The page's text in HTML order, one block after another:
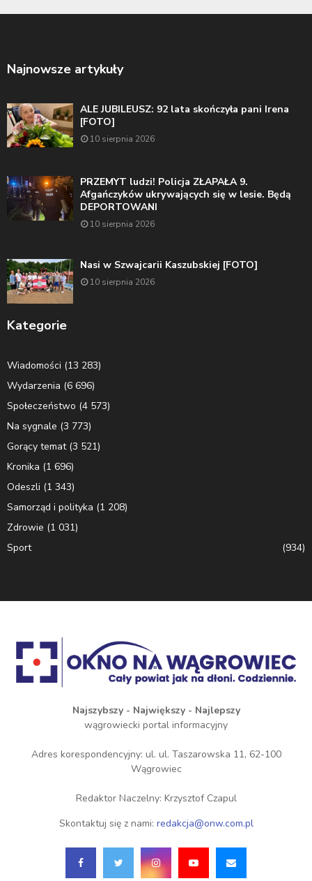
Najnowsze artykuły
ALE JUBILEUSZ: 92 lata skończyła pani Irena
[FOTO]
10 sierpnia 2026
PRZEMYT ludzi! Policja ZŁAPAŁA 9.
Afgańczyków ukrywających się w lesie. Będą
DEPORTOWANI
10 sierpnia 2026
Nasi w Szwajcarii Kaszubskiej [FOTO]
10 sierpnia 2026
Kategorie
Wiadomości (13 283)
Wydarzenia (6 696)
Społeczeństwo (4 573)
Na sygnale (3 773)
Gorący temat(3 521)
Kronika (1 696)
Odeszli (1 343)
Samorząd i polityka (1 208)
Zdrowie (1 031)
Sport
(934)
Najszybszy - Największy - Najlepszy
wągrowiecki portal informacyjny
Adres korespondencyjny: ul. ul. Taszarowska 11, 62-100
Wągrowiec
Redaktor Naczelny: Krzysztof Czapul
Skontaktuj się z nami: redakcja@onw.com.pl